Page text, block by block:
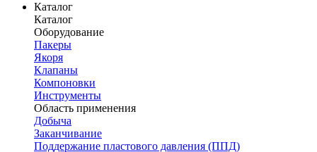
Каталог
Каталог
Оборудование
Пакеры
Якоря
Клапаны
Компоновки
Инструменты
Область применения
Добыча
Заканчивание
Поддержание пластового давления (ППД)